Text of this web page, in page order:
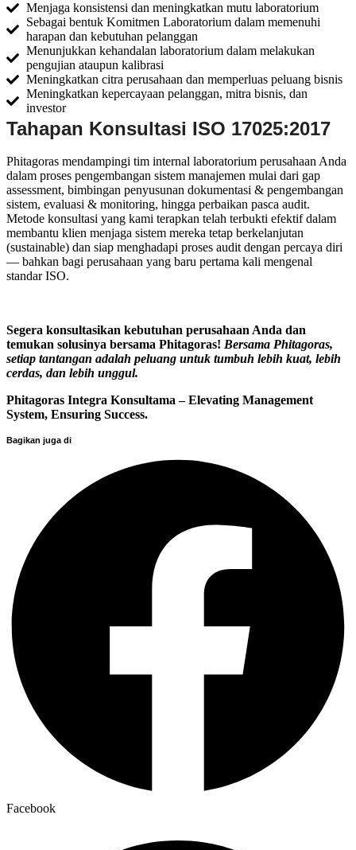
Menjaga konsistensi dan meningkatkan mutu laboratorium
Sebagai bentuk Komitmen Laboratorium dalam memenuhi
harapan dan kebutuhan pelanggan
Menunjukkan kehandalan laboratorium dalam melakukan
pengujian ataupun kalibrasi
Meningkatkan citra perusahaan dan memperluas peluang bisnis
Meningkatkan kepercayaan pelanggan, mitra bisnis, dan
investor
Tahapan Konsultasi ISO 17025:2017
Phitagoras mendampingi tim internal laboratorium perusahaan Anda
dalam proses pengembangan sistem manajemen mulai dari gap
assessment, bimbingan penyusunan dokumentasi & pengembangan
sistem, evaluasi & monitoring, hingga perbaikan pasca audit.
Metode konsultasi yang kami terapkan telah terbukti efektif dalam
membantu klien menjaga sistem mereka tetap berkelanjutan
(sustainable) dan siap menghadapi proses audit dengan percaya diri
— bahkan bagi perusahaan yang baru pertama kali mengenal
standar ISO.
Segera konsultasikan kebutuhan perusahaan Anda dan
temukan solusinya bersama Phitagoras! Bersama Phitagoras,
setiap tantangan adalah peluang untuk tumbuh lebih kuat, lebih
cerdas, dan lebih unggul.
Phitagoras Integra Konsultama – Elevating Management
System, Ensuring Success.
Bagikan juga di
Facebook